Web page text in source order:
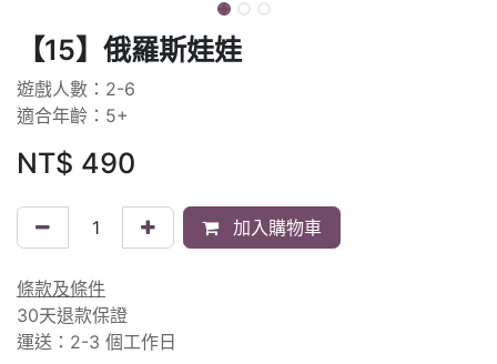
【15】俄羅斯娃娃
遊戲人數：2-6
適合年齡：5+
NT$ 490
加入購物車
條款及條件
30天退款保證
運送：2-3 個工作日